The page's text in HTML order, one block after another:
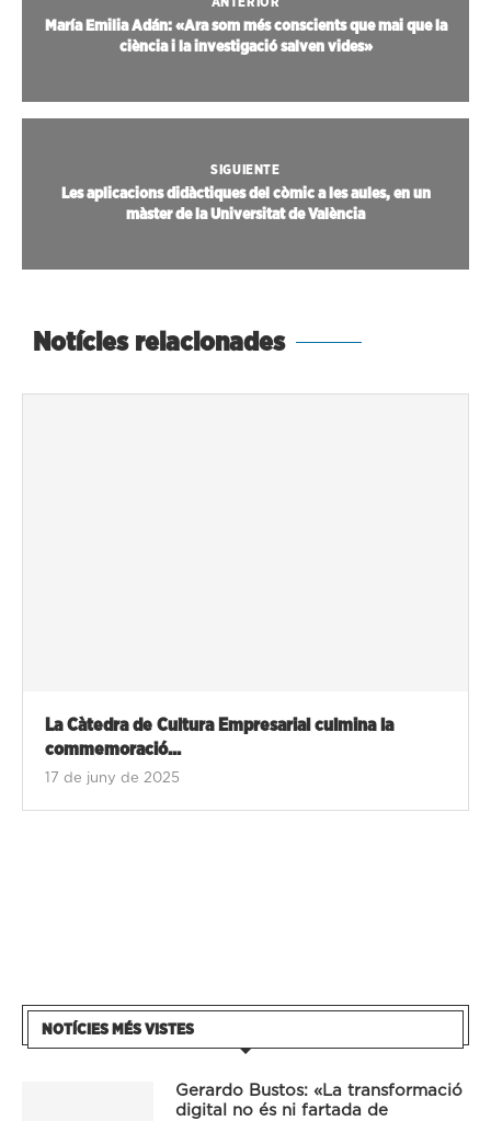
María Emilia Adán: «Ara som més conscients que mai que la
ciència i la investigació salven vides»
SIGUIENTE
Les aplicacions didàctiques del còmic a les aules, en un
màster de la Universitat de València
Notícies relacionades
La Càtedra de Cultura Empresarial culmina la
commemoració...
17 de juny de 2025
NOTÍCIES MÉS VISTES
Gerardo Bustos: «La transformació
digital no és ni fartada de